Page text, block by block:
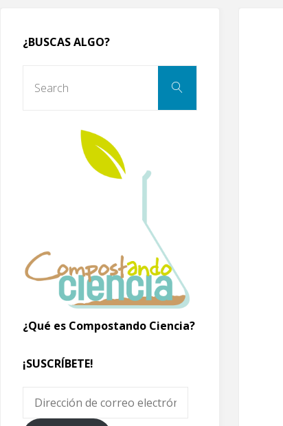
¿BUSCAS ALGO?
Search
¿Qué es Compostando Ciencia?
¡SUSCRÍBETE!
Dirección